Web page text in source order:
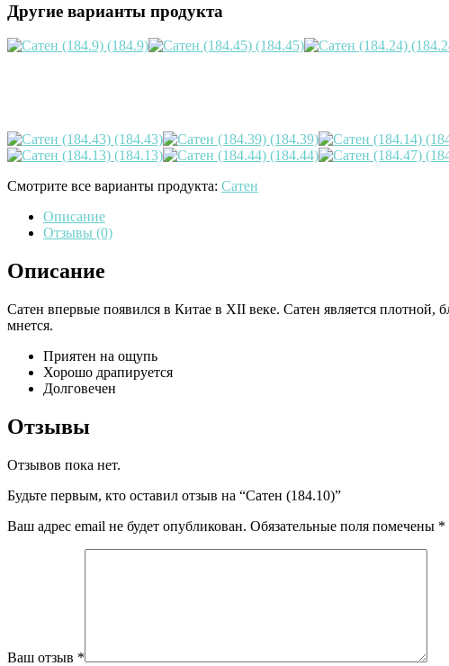
Другие варианты продукта
Смотрите все варианты продукта: Сатен
Описание
Отзывы (0)
Описание
Сатен впервые появился в Китае в XII веке. Сатен является
мнется.
Приятен на ощупь
Хорошо драпируется
Долговечен
Отзывы
Отзывов пока нет.
Будьте первым, кто оставил отзыв на “Сатен (184.10)”
Ваш адрес email не будет опубликован. Обязательные поля помечены *
Ваш отзыв *